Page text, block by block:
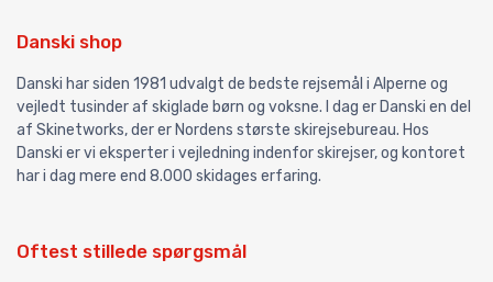
Danski shop
Danski har siden 1981 udvalgt de bedste rejsemål i Alperne og
vejledt tusinder af skiglade børn og voksne. I dag er Danski en del
af Skinetworks, der er Nordens største skirejsebureau. Hos
Danski er vi eksperter i vejledning indenfor skirejser, og kontoret
har i dag mere end 8.000 skidages erfaring.
Oftest stillede spørgsmål